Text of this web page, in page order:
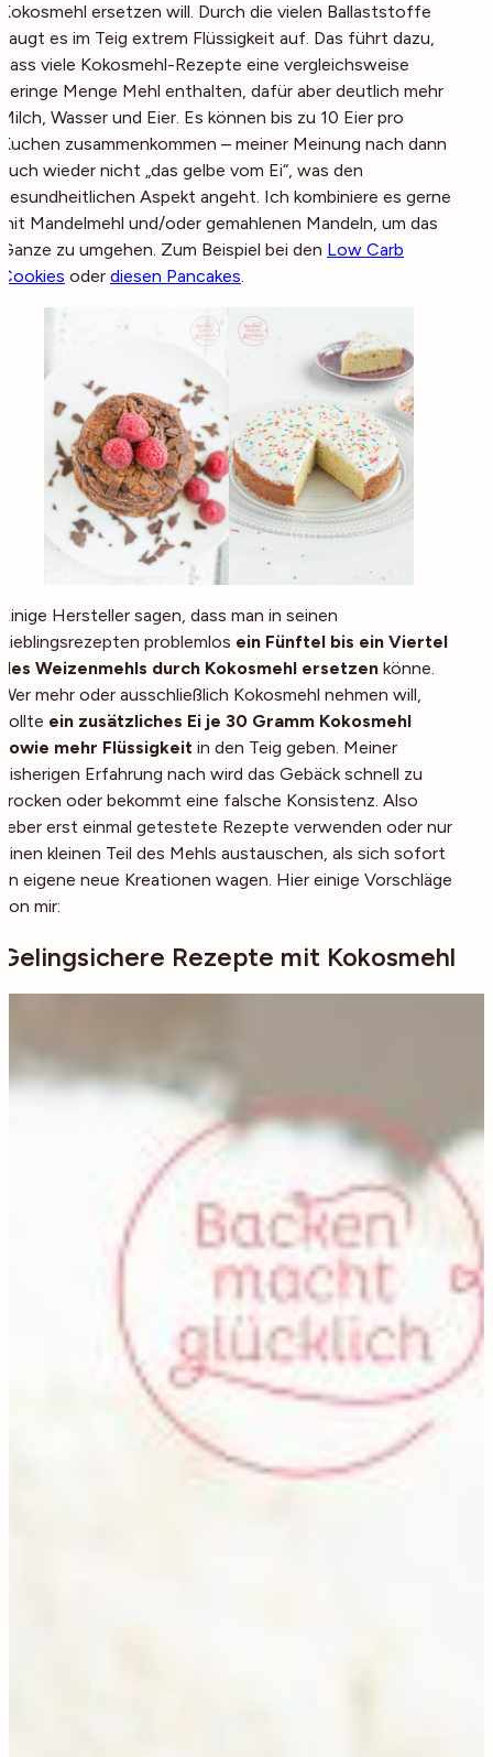
Kokosmehl ersetzen will. Durch die vielen Ballaststoffe
saugt es im Teig extrem Flüssigkeit auf. Das führt dazu,
dass viele Kokosmehl-Rezepte eine vergleichsweise
geringe Menge Mehl enthalten, dafür aber deutlich mehr
Milch, Wasser und Eier. Es können bis zu 10 Eier pro
Kuchen zusammenkommen – meiner Meinung nach dann
auch wieder nicht „das gelbe vom Ei“, was den
gesundheitlichen Aspekt angeht. Ich kombiniere es gerne
mit Mandelmehl und/oder gemahlenen Mandeln, um das
Ganze zu umgehen. Zum Beispiel bei den Low Carb
Cookies oder diesen Pancakes.
Einige Hersteller sagen, dass man in seinen
Lieblingsrezepten problemlos ein Fünftel bis ein Viertel
des Weizenmehls durch Kokosmehl ersetzen könne.
Wer mehr oder ausschließlich Kokosmehl nehmen will,
sollte ein zusätzliches Ei je 30 Gramm Kokosmehl
sowie mehr Flüssigkeit in den Teig geben. Meiner
bisherigen Erfahrung nach wird das Gebäck schnell zu
trocken oder bekommt eine falsche Konsistenz. Also
lieber erst einmal getestete Rezepte verwenden oder nur
einen kleinen Teil des Mehls austauschen, als sich sofort
an eigene neue Kreationen wagen. Hier einige Vorschläge
von mir:
Gelingsichere Rezepte mit Kokosmehl